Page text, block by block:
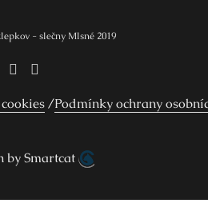
- slečny Mlsné 2019
Podmínky ochrany
by Smartcat